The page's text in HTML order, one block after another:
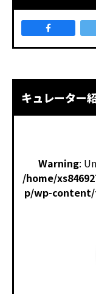
キュレーター
Warning:
/home/
p/wp-